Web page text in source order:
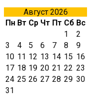
Август 2026
Пн Вт Ср Чт Пт Сб Вс
1
2
3
4 5 6 7 8
9
10 11 12 13 14 15 16
17 18 19 20 21 22 23
24 25 26 27 28 29 30
31